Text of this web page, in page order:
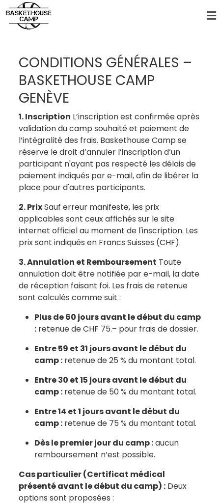
CONDITIONS GÉNÉRALES –
BASKETHOUSE CAMP
GENÈVE
1. Inscription L’inscription est confirmée après
validation du camp souhaité et paiement de
l’intégralité des frais. Baskethouse Camp se
réserve le droit d’annuler l’inscription d’un
participant n'ayant pas respecté les délais de
paiement indiqués par e-mail, afin de libérer la
place pour d'autres participants.
2. PrixSauf erreur manifeste, les prix
applicables sont ceux affichés sur le site
internet officiel au moment de l'inscription. Les
prix sont indiqués en Francs Suisses (CHF).
3. Annulation et Remboursement Toute
annulation doit être notifiée par e-mail, la date
de réception faisant foi. Les frais de retenue
sont calculés comme suit :
Plus de 60 jours avant le début du camp
: retenue de CHF 75.– pour frais de dossier.
Entre 59 et 31 jours avant le début du
camp : retenue de 25 % du montant total.
Entre 30 et 15 jours avant le début du
camp : retenue de 50 % du montant total.
Entre 14 et 1 jours avant le début du
camp : retenue de 75 % du montant total.
Dès le premier jour du camp :aucun
remboursement n’est possible.
Cas particulier (Certificat médical
présenté avant le début du camp) : Deux
options sont proposées :